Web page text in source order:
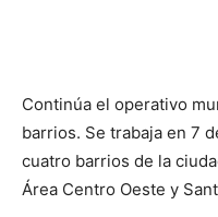
Continúa el operativo
barrios. Se trabaja en 7
cuatro barrios de la
Área Centro Oeste y